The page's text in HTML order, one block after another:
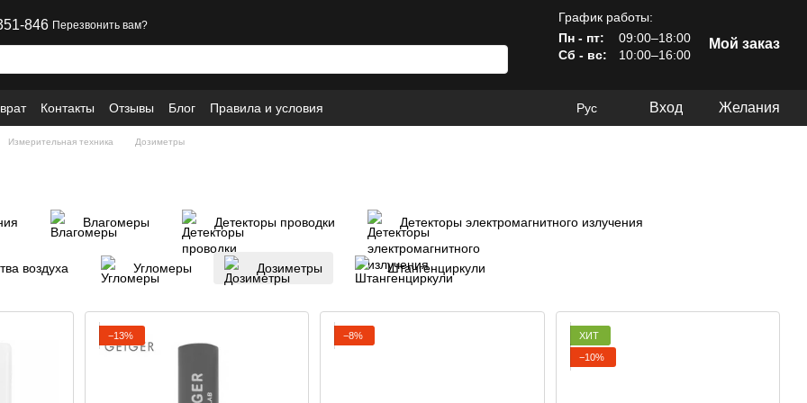
846 Перезвонить вам?
График работы:
Пн - пт:
09:00–18:00
Сб - вс:
10:00–16:00
Мой заказ
Контакты Отзывы Блог Правила и условия Рус Вход Желания
Измерительная техника Дозиметры
Влагомеры Детекторы проводки Детекторы электромагнитного излучения
воздуха Угломеры Дозиметры Штангенциркули
−13% −8%
ХИТ
−10%